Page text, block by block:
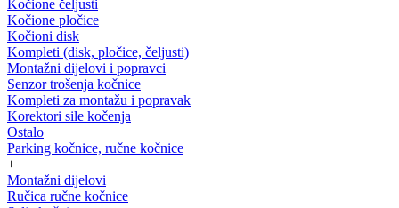
Kočione čeljusti
Kočione pločice
Kočioni disk
Kompleti (disk, pločice, čeljusti)
Montažni dijelovi i popravci
Senzor trošenja kočnice
Kompleti za montažu i popravak
Korektori sile kočenja
Ostalo
Parking kočnice, ručne kočnice
+
Montažni dijelovi
Ručica ručne kočnice